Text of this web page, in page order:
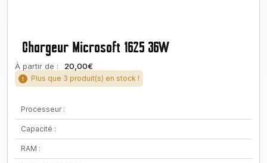
Chargeur Microsoft 1625 36W
À partir de : 20,00€
Plus que 3 produit(s) en stock !
Processeur :
Capacité :
RAM :